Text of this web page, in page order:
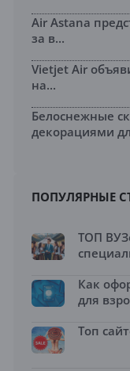
Air Astana
за в...
Vietjet Air
на...
Белоснежные
декорациями
ПОПУЛЯРНЫЕ
ТОП
Как
для
Топ